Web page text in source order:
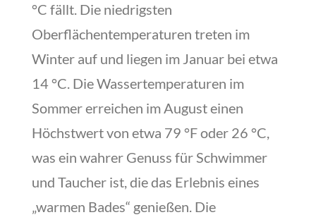
°C fällt. Die niedrigsten
Oberflächentemperaturen treten im
Winter auf und liegen im Januar bei etwa
14 °C. Die Wassertemperaturen im
Sommer erreichen im August einen
Höchstwert von etwa 79 °F oder 26 °C,
was ein wahrer Genuss für Schwimmer
und Taucher ist, die das Erlebnis eines
„warmen Bades“ genießen. Die